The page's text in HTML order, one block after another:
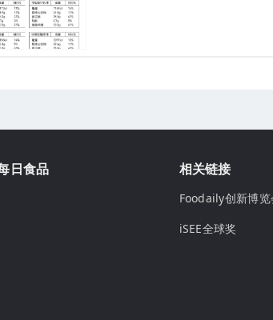
日食品 相关链接
Foodaily创新博览
iSEE全球奖